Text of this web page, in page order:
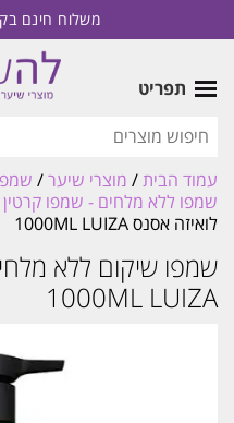
משלוח חינם בקניה
תפריט
עמוד הבית/ מוצרי שיער/
שמפו ללא מלחים - שמפו קרטין
לואיזה אסנס 1000ML LUIZA
שמפו שיקום ללא
1000ML LUIZA